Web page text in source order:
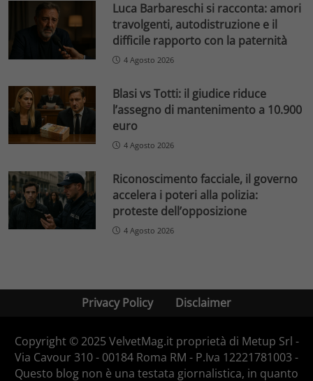
Luca Barbareschi si racconta: amori
travolgenti, autodistruzione e il
difficile rapporto con la paternità
4 Agosto 2026
Blasi vs Totti: il giudice riduce
l’assegno di mantenimento a 10.900
euro
4 Agosto 2026
Riconoscimento facciale, il governo
accelera i poteri alla polizia:
proteste dell’opposizione
4 Agosto 2026
Privacy Policy Disclaimer
Copyright © 2025 VelvetMag.it proprietà di Metup Srl -
Via Cavour 310 - 00184 Roma RM - P.Iva 12221781003 -
Questo blog non è una testata giornalistica, in quanto